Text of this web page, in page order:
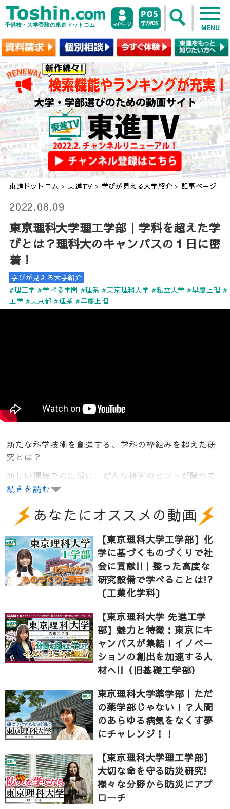
予備校・大学受験の東進ドットコム MENU
東進ドットコム > 東進TV > 学びが見える大学紹介> 記事ページ
2022.08.09
東京理科大学理工学部｜学科を超えた学
びとは？理科大のキャンパスの１日に密
着！
学びが見える大学紹介
#理工学 #学べる学問 #理系 #東京理科大学 #私立大学 #早慶上理 #
工学 #東京都 #理系 #早慶上理
新たな科学技術を創造する、学科の枠組みを超えた研
究とは？
新しい環境での生活に、どんな研究のヒントが隠れて
いる？
10学科の特色を生かし、学科の枠組みを超えた研究を
行っている、東京理科大学理工学部。
【contents】
0:00 オープニング
0:17 登校・1限｜プログラミング言語を授業で修得！
イデアを生む
1:14 昼休み｜食堂・キッチンカーで理科大メシを堪
能
1:45 午後の授業｜少人数授業でより深く学ぶ、空き
2:27 学科を横断して行う“ダブルラボ”とは？
“RESONANCE 自然、環境、宇宙そして人、共に響
「共響」をキーワードに2023年度に理工学部は創域理
工学部に名称変更します。
続きを読む
あなたにオススメの動画
【東京理科大学工学部】化
学に基づくものづくりで社
会に貢献!!｜整った高度な
研究設備で学べることは!?
〔工業化学科〕
【東京理科大学 先進工学
部】魅力と特徴：東京にキ
ャンパスが集結！イノベー
ションの創出を加速する人
材へ!!（旧基礎工学部）
東京理科大学薬学部｜ただ
の薬学部じゃない！？人間
のあらゆる病気をなくす夢
にチャレンジ！！
【東京理科大学理工学部】
大切な命を守る防災研究!
様々な分野から防災にアプ
ローチ